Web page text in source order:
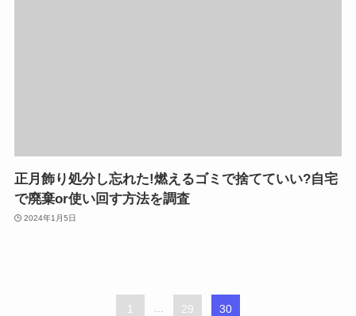
正月飾り処分し忘れた!燃えるゴミで捨てていい?自宅
で廃棄or使い回す方法を調査
2024年1月5日
1 29 30